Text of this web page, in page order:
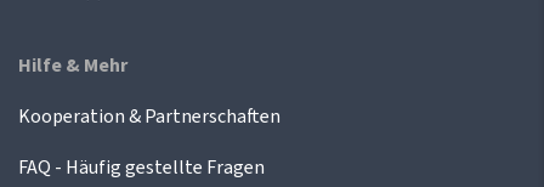
Hilfe & Mehr
Kooperation & Partnerschaften
FAQ - Häufig gestellte Fragen